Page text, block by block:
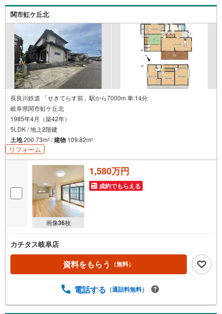
関市虹ケ丘北
長良川鉄道 「せきてらす前」駅から7000m 車:14分
岐阜県関市虹ケ丘北
1985年4月（築42年）
5LDK / 地上2階建
土地200.73m2 /建物 109.82m2
リフォーム
画像36枚
1,580万円
成約でもらえる
カチタス岐阜店
資料をもらう （無料）
電話する （通話料無料）